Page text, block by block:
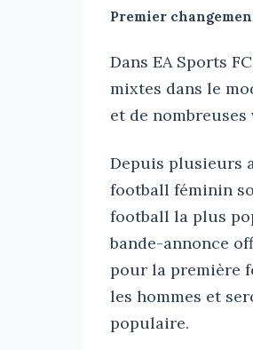
Premier
Dans EA Sports
mixtes dans le
et de
Depuis plusieurs
football féminin
football la plus
bande-annonce
pour la première
les hommes et
populaire.